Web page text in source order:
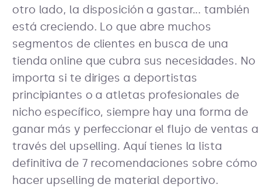
otro lado, la disposición a gastar... también
está creciendo. Lo que abre muchos
segmentos de clientes en busca de una
tienda online que cubra sus necesidades. No
importa si te diriges a deportistas
principiantes o a atletas profesionales de
nicho específico, siempre hay una forma de
ganar más y perfeccionar el flujo de ventas a
través del upselling. Aquí tienes la lista
definitiva de 7 recomendaciones sobre cómo
hacer upselling de material deportivo.